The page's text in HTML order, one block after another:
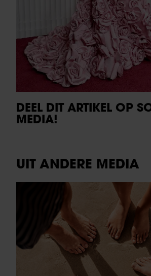
DEEL DIT ARTIKEL OP
MEDIA!
UIT ANDERE MEDIA